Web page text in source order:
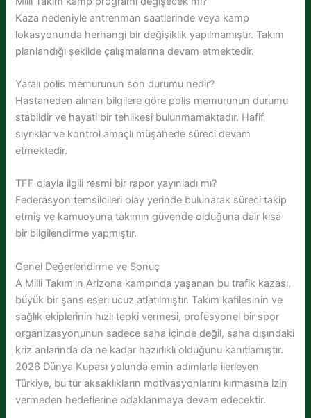
Kaza nedeniyle antrenman saatlerinde veya kamp
lokasyonunda herhangi bir değişiklik yapılmamıştır. Takım
planlandığı şekilde çalışmalarına devam etmektedir.
Yaralı polis memurunun son durumu nedir?
Hastaneden alınan bilgilere göre polis memurunun durumu
stabildir ve hayati bir tehlikesi bulunmamaktadır. Hafif
sıyrıklar ve kontrol amaçlı müşahede süreci devam
etmektedir.
TFF olayla ilgili resmi bir rapor yayınladı mı?
Federasyon temsilcileri olay yerinde bulunarak süreci takip
etmiş ve kamuoyuna takımın güvende olduğuna dair kısa
bir bilgilendirme yapmıştır.
Genel Değerlendirme ve Sonuç
A Milli Takım’ın Arizona kampında yaşanan bu trafik kazası,
büyük bir şans eseri ucuz atlatılmıştır. Takım kafilesinin ve
sağlık ekiplerinin hızlı tepki vermesi, profesyonel bir spor
organizasyonunun sadece saha içinde değil, saha dışındaki
kriz anlarında da ne kadar hazırlıklı olduğunu kanıtlamıştır.
2026 Dünya Kupası yolunda emin adımlarla ilerleyen
Türkiye, bu tür aksaklıkların motivasyonlarını kırmasına izin
vermeden hedeflerine odaklanmaya devam edecektir.